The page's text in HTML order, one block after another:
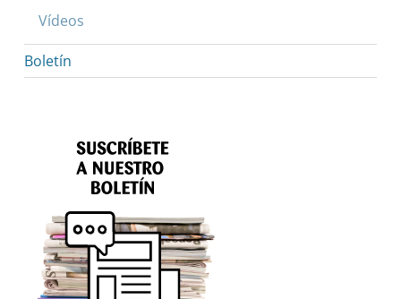
Vídeos
Boletín